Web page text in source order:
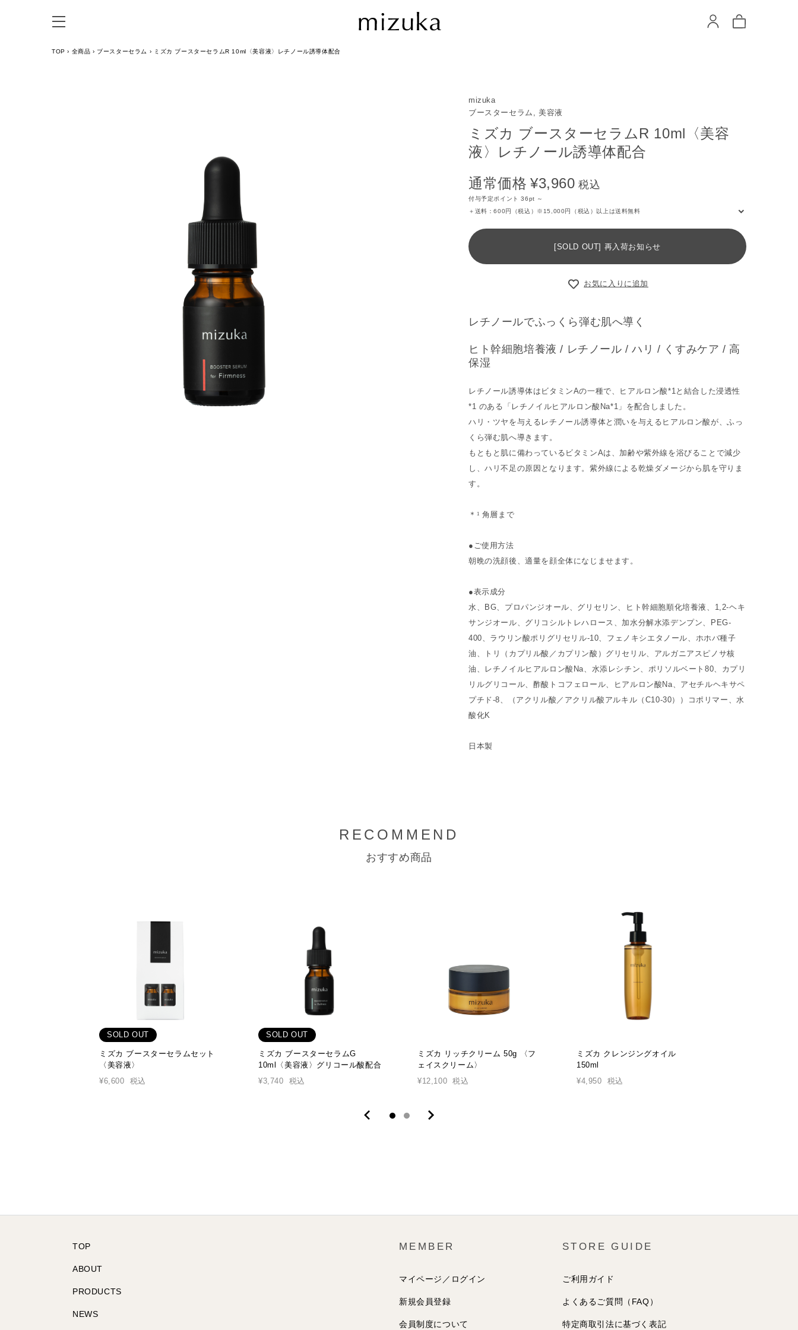
TOP › 全商品 › ブースターセラム › ミズカ ブースターセラムR 10ml〈美容液〉レチノール誘導体配合
mizuka
ブースターセラム, 美容液
ミズカ ブースターセラムR 10ml〈美容
液〉レチノール誘導体配合
通常価格 ¥3,960 税込
付与予定ポイント 36pt ～
＋送料：600円（税込）※15,000円（税込）以上は送料無料
[SOLD OUT] 再入荷お知らせ
お気に入りに追加
レチノールでふっくら弾む肌へ導く
ヒト幹細胞培養液 / レチノール / ハリ / くすみケア / 高
保湿
レチノール誘導体はビタミンAの一種で、ヒアルロン酸*1と結合した浸透性
*1 のある「レチノイルヒアルロン酸Na*1」を配合しました。
ハリ・ツヤを与えるレチノール誘導体と潤いを与えるヒアルロン酸が、ふっ
くら弾む肌へ導きます。
もともと肌に備わっているビタミンAは、加齢や紫外線を浴びることで減少
し、ハリ不足の原因となります。紫外線による乾燥ダメージから肌を守りま
す。
＊ 1 角層まで
●ご使用方法
朝晩の洗顔後、適量を顔全体になじませます。
●表示成分
水、BG、プロパンジオール、グリセリン、ヒト幹細胞順化培養液、1,2-ヘキ
サンジオール、グリコシルトレハロース、加水分解水添デンプン、PEG-
400、ラウリン酸ポリグリセリル-10、フェノキシエタノール、ホホバ種子
油、トリ（カプリル酸／カプリン酸）グリセリル、アルガニアスピノサ核
油、レチノイルヒアルロン酸Na、水添レシチン、ポリソルベート80、カプリ
リルグリコール、酢酸トコフェロール、ヒアルロン酸Na、アセチルヘキサペ
プチド-8、（アクリル酸／アクリル酸アルキル（C10-30））コポリマー、水
酸化K
日本製
RECOMMEND
おすすめ商品
SOLD OUT
ミズカ ブースターセラムセット
〈美容液〉
¥6,600
税込
SOLD OUT
ミズカ ブースターセラムG
10ml〈美容液〉グリコール酸配合
¥3,740
税込
ミズカ リッチクリーム 50g 〈フ
ェイスクリーム〉
¥12,100 税込
ミズカ クレンジングオイル
150ml
¥4,950
税込
TOP
ABOUT
PRODUCTS
NEWS
MEMBER
マイページ／ログイン
新規会員登録
会員制度について
STORE GUIDE
ご利用ガイド
よくあるご質問（FAQ）
特定商取引法に基づく表記